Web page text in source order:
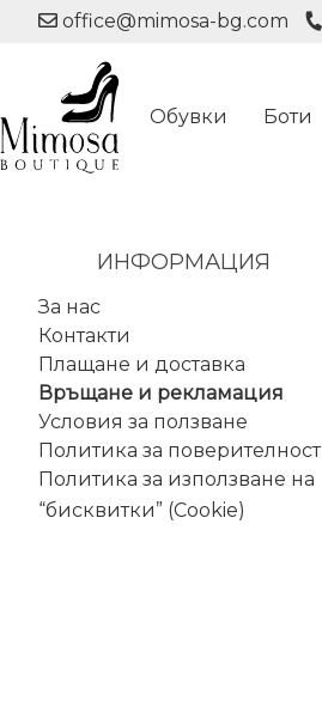
office@mimosa-bg.com
Обувки Боти
ИНФОРМАЦИЯ
За нас
Контакти
Плащане и доставка
Връщане и рекламация
Условия за ползване
Политика за поверителност
Политика за използване на
“бисквитки” (Cookie)